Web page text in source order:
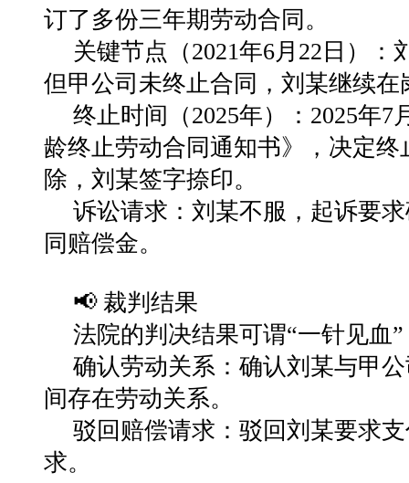
订了多份三年期劳动合同。
关键节点（2021年6月22日）
但甲公司未终止合同，刘某继续在
终止时间（2025年）：2025年
龄终止劳动合同通知书》，决定
除，刘某签字捺印。
诉讼请求：刘某不服，起诉要
同赔偿金。
📢 裁判结果
法院的判决结果可谓“一针见血”
确认劳动关系：确认刘某与甲
间存在劳动关系。
驳回赔偿请求：驳回刘某要求
求。